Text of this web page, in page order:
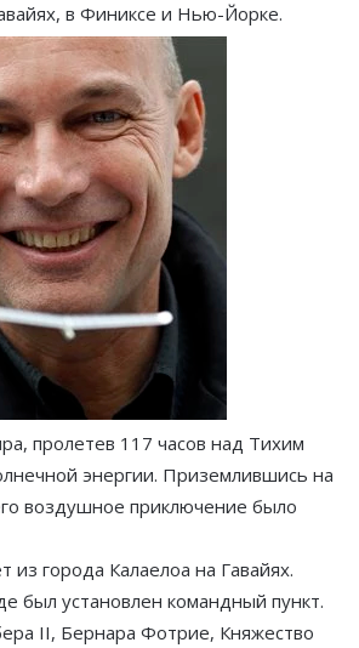
в Финиксе и Нью-Йорке.
пролетев 117 часов над Тихим
энергии. Приземлившись на
воздушное приключение было
из города Калаелоа на Гавайях.
был установлен командный пункт.
II, Бернара Фотрие, Княжество